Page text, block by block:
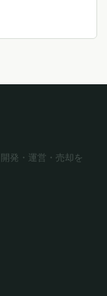
発・運営・売却を